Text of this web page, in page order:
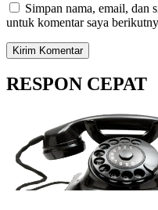
Simpan nama, email, dan
untuk komentar saya
RESPON CEPAT